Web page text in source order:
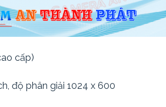
cấp)
độ phân giải 1024 x 600